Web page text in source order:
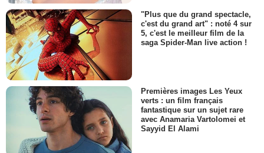
"Plus que du grand spectacle,
c'est du grand art" : noté 4 sur
5, c'est le meilleur film de la
saga Spider-Man live action !
Premières images Les Yeux
verts : un film français
fantastique sur un sujet rare
avec Anamaria Vartolomei et
Sayyid El Alami